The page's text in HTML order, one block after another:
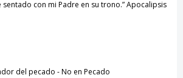
sentado con mi Padre en su trono.” Apocalipsis
del pecado - No en Pecado